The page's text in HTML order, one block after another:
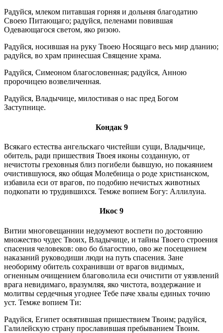
Радуйся, млеком питавшая горняя и дольняя благодатию
Своею Питающаго; радуйся, пеленами повившая
Одевающагося светом, яко ризою.
Радуйся, носившая на руку Твоею Носящаго весь мир дланию;
радуйся, во храм принесшая Священие храма.
Радуйся, Симеоном благословенная; радуйся, Анною
пророчицею возвеличенная.
Радуйся, Владычице, милостивая о нас пред Богом
Заступнице.
Кондак 9
Всякаго естества ангельскаго чистейши сущи, Владычице,
обитель, ради пришествия Твоея иконы созданную, от
нечистоты греховныя близ погибели бывшую, но покаянием
очистившуюся, яко общая Молебница о роде христианском,
избавила еси от врагов, по подобию нечистых животных
подкопати ю трудившихся. Темже вопием Богу: Аллилуиа.
Икос 9
Витии многовещаннии недоумеют воспети по достоянию
множество чудес Твоих, Владычице, и тайны Твоего строения
спасения человеков: ово бо благостию, ово же посещением
наказаний руководиши люди на путь спасения. Зане
необориму обитель сохранивши от врагов видимых,
огненным очищением благоволила еси очистити от уязвлений
врага невидимаго, вразумляя, яко чистота, воздержание и
молитвы сердечныя угоднее Тебе паче хвалы единых точию
уст. Темже вопием Ти:
Радуйся, Египет освятившая пришествием Твоим; радуйся,
Галилейскую страну прославившая пребыванием Твоим.